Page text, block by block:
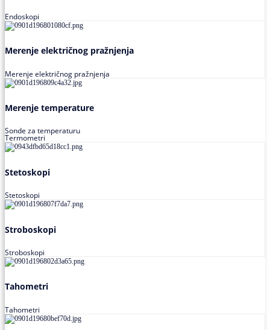
Endoskopi
Merenje električnog pražnjenja
Merenje električnog pražnjenja
Merenje temperature
Sonde za temperaturu
Termometri
Stetoskopi
Stetoskopi
Stroboskopi
Stroboskopi
Tahometri
Tahometri